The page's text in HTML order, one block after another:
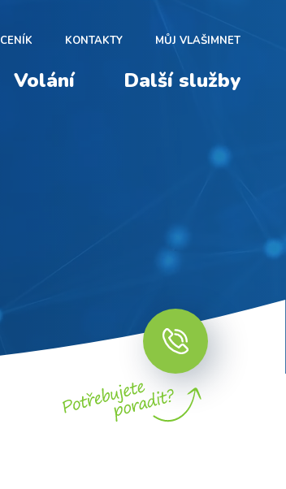
CENÍK KONTAKTY MŮJ VLAŠIMNET
Volání Další služby